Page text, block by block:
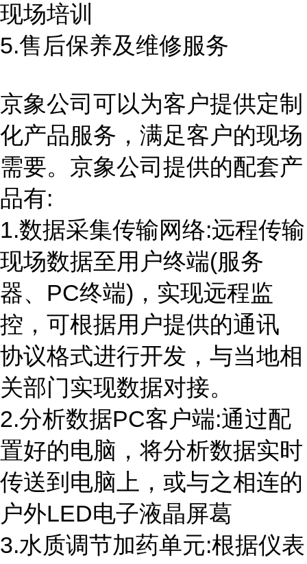
现场培训
5.售后保养及维修服务
京象公司可以为客户提供定制
化产品服务，满足客户的现场
需要。京象公司提供的配套产
品有:
1.数据采集传输网络:远程传输
现场数据至用户终端(服务
器、 PC终端) ，实现远程监
控，可根据用户提供的通讯
协议格式进行开发，与当地相
关部门实现数据对接。
2.分析数据PC客户端:通过配
置好的电脑，将分析数据实时
传送到电脑上，或与之相连的
户外LED电子液晶屏葛
3.水质调节加药单元:根据仪表